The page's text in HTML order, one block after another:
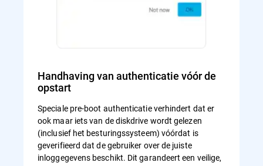
Handhaving van authenticatie vóór de
opstart
Speciale pre-boot authenticatie verhindert dat er
ook maar iets van de diskdrive wordt gelezen
(inclusief het besturingssysteem) vóórdat is
geverifieerd dat de gebruiker over de juiste
inloggegevens beschikt. Dit garandeert een veilige,